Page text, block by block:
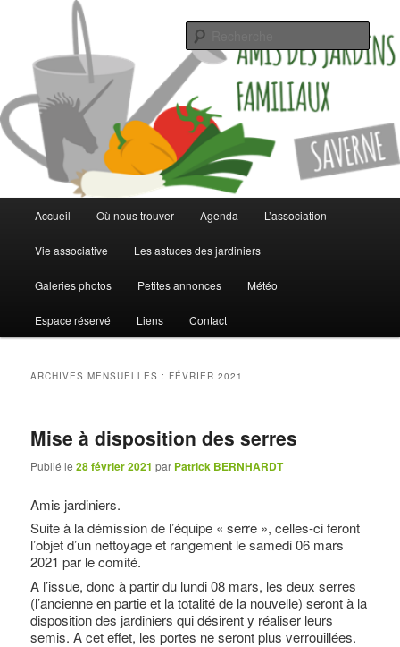
Les jardins familiaux de Saverne
Jardinez malin
principalAller
Aller
Accueil Où nous trouver Agenda L’association
Vie associative Les astuces des jardiniers
Galeries photos Petites annonces Météo
Espace réservé Liens Contact
ARCHIVES MENSUELLES : FÉVRIER 2021
Mise à disposition des serres
Publié le28 février 2021 par Patrick BERNHARDT
Amis jardiniers.
Suite à la démission de l’équipe « serre », celles-ci feront
l’objet d’un nettoyage et rangement le samedi 06 mars
2021 par le comité.
A l’issue, donc à partir du lundi 08 mars, les deux serres
(l’ancienne en partie et la totalité de la nouvelle) seront à la
disposition des jardiniers qui désirent y réaliser leurs
semis. A cet effet, les portes ne seront plus verrouillées.